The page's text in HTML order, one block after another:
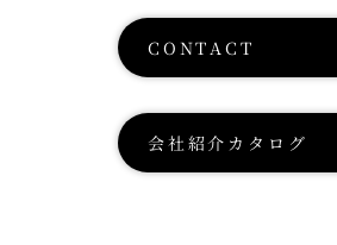
CONTACT
会社紹介カタログ